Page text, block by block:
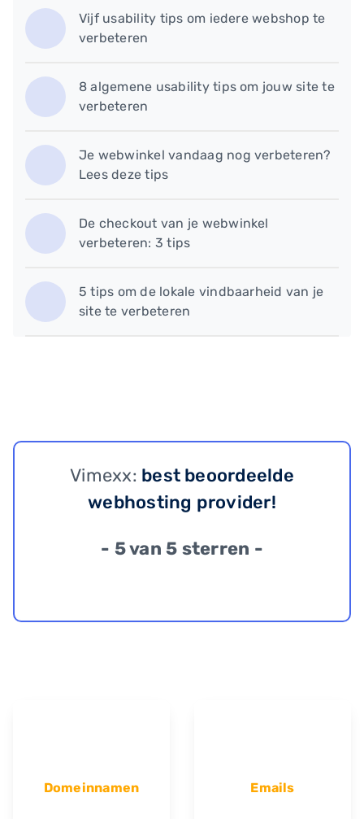
Vijf usability tips om iedere webshop te
verbeteren
8 algemene usability tips om jouw site te
verbeteren
Je webwinkel vandaag nog verbeteren?
Lees deze tips
De checkout van je webwinkel
verbeteren: 3 tips
5 tips om de lokale vindbaarheid van je
site te verbeteren
Vimexx: best beoordeelde
webhosting provider!
- 5 van 5 sterren -
Domeinnamen Emails